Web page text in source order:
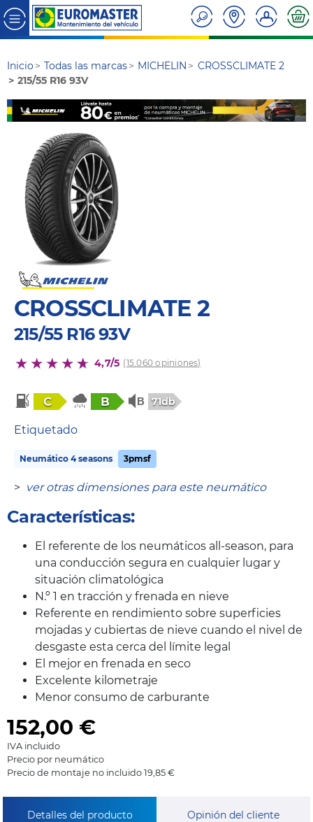
Inicio Todas las marcas MICHELIN
CROSSCLIMATE 2
215/55 R16 93V
CROSSCLIMATE 2
215/55 R16 93V
4,7/5 (15.060 opiniones)
C B 71db
Etiquetado
Neumático 4 seasons 3pmsf
> ver otras dimensiones para este neumático
Características:
El referente de los neumáticos all-season, para
una conducción segura en cualquier lugar y
situación climatológica
N.º 1 en tracción y frenada en nieve
Referente en rendimiento sobre superficies
mojadas y cubiertas de nieve cuando el nivel de
desgaste esta cerca del límite legal
El mejor en frenada en seco
Excelente kilometraje
Menor consumo de carburante
152,00 €
IVA incluido
Precio por neumático
Precio de montaje no incluido 19,85 €
Detalles del producto Opinión del cliente